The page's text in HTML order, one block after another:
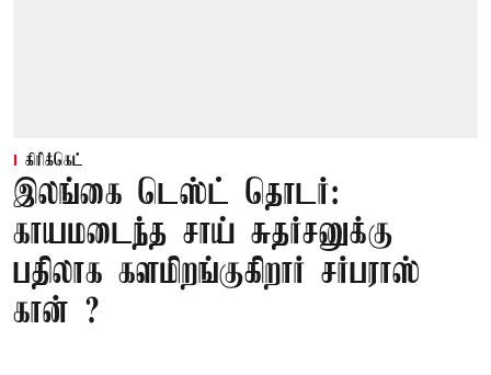
கிரிக்கெட்
இலங்கை டெஸ்ட் தொடர்:
காயமடைந்த சாய் சுதர்சனுக்கு
பதிலாக களமிறங்குகிறார் சர்பராஸ்
கான் ?